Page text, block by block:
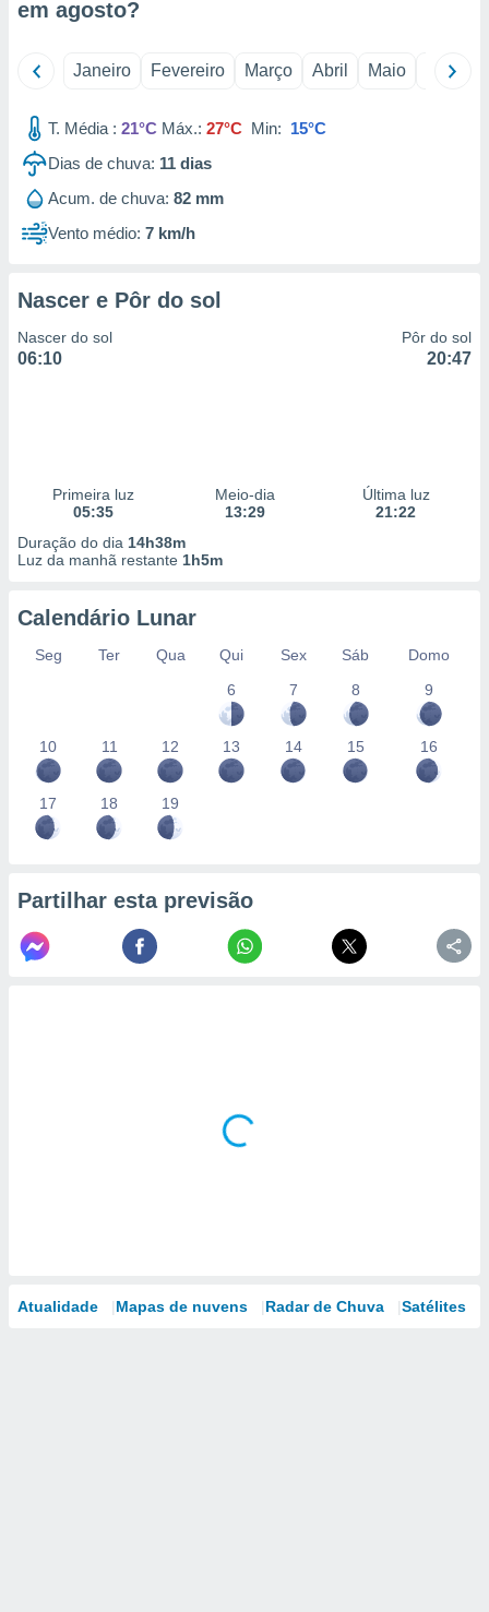
criar
medir
da
de
ou
de
1199
em agosto?
Janeiro Fevereiro Março Abril Maio Junho
T. Média : 21°C Máx.: 27°C Min: 15°C
Dias de chuva: 11 dias
Acum. de chuva: 82 mm
Vento médio: 7 km/h
Nascer e Pôr do sol
Nascer do sol
06:10
Pôr do sol
20:47
Primeira luz
05:35
Meio-dia
13:29
Última luz
21:22
Duração do dia 14h38m
Luz da manhã restante 1h5m
Calendário Lunar
Seg Ter Qua Qui Sex Sáb
Domo
6
7 8 9
10 11 12 13 14 15 16
17 18 19
Partilhar esta previsão
Atualidade Mapas de nuvens Radar de Chuva Satélites